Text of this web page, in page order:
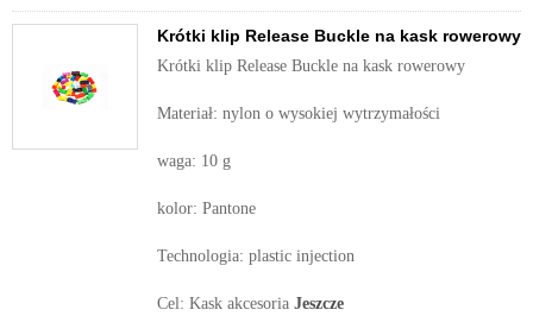
Krótki klip Release Buckle na kask rowerowy
Krótki klip Release Buckle na kask rowerowy
Materiał: nylon o wysokiej wytrzymałości
waga: 10 g
kolor: Pantone
Technologia: plastic injection
Cel: Kask akcesoria Jeszcze